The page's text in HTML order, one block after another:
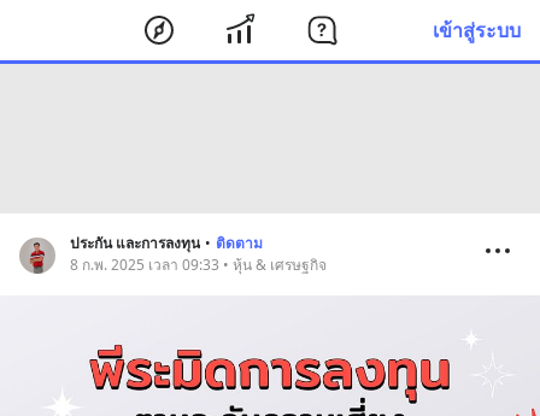
เข้าสู่ระบบ
ประกัน และการลงทุน • ติดตาม
8 ก.พ. 2025 เวลา 09:33 • หุ้น & เศรษฐกิจ